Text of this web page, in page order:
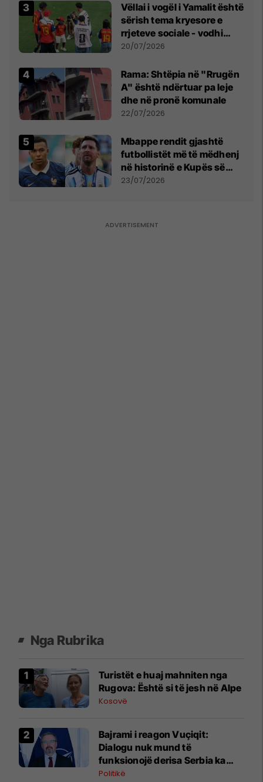
Vëllai i vogël i Yamalit është
sërish tema kryesore e
rrjeteve sociale - vodhi
vëmendjen pas finales së
20/07/2026
Rama: Shtëpia në "Rrugën
A" është ndërtuar pa leje
dhe në pronë komunale
22/07/2026
Mbappe rendit gjashtë
futbollistët më të mëdhenj
në historinë e Kupës së
Botës, Messi mbetet i dyti
23/07/2026
Nga Rubrika
Turistët e huaj mahniten nga
Rugova: Është si të jesh në Alpe
Kosovë
Bajrami i reagon Vuçiqit:
Dialogu nuk mund të
funksionojë derisa Serbia ka
pretendime territoriale
Politikë